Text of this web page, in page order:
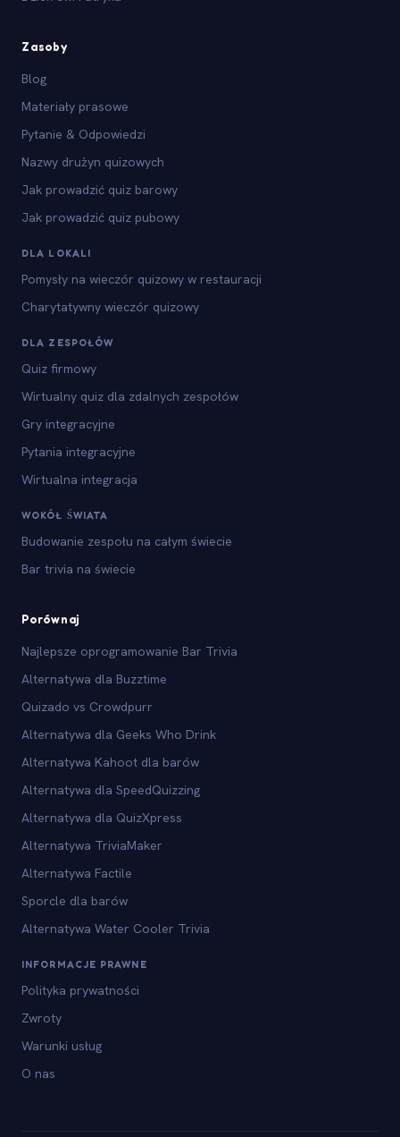
Zasoby
Blog
Materiały prasowe
Pytanie & Odpowiedzi
Nazwy drużyn quizowych
Jak prowadzić quiz barowy
Jak prowadzić quiz pubowy
DLA LOKALI
Pomysły na wieczór quizowy w restauracji
Charytatywny wieczór quizowy
DLA ZESPOŁÓW
Quiz firmowy
Wirtualny quiz dla zdalnych zespołów
Gry integracyjne
Pytania integracyjne
Wirtualna integracja
WOKÓŁ ŚWIATA
Budowanie zespołu na całym świecie
Bar trivia na świecie
Porównaj
Najlepsze oprogramowanie Bar Trivia
Alternatywa dla Buzztime
Quizado vs Crowdpurr
Alternatywa dla Geeks Who Drink
Alternatywa Kahoot dla barów
Alternatywa dla SpeedQuizzing
Alternatywa dla QuizXpress
Alternatywa TriviaMaker
Alternatywa Factile
Sporcle dla barów
Alternatywa Water Cooler Trivia
INFORMACJE PRAWNE
Polityka prywatności
Zwroty
Warunki usług
O nas